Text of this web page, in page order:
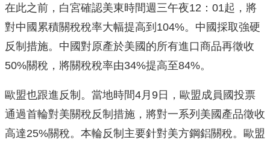
在此之前，白宮確認美東時間週三午夜12：01起，將
對中國累積關稅稅率大幅提高到104%。中國採取強硬
反制措施。中國對原產於美國的所有進口商品再徵收
50%關稅，將關稅稅率由34%提高至84%。
歐盟也跟進反制。當地時間4月9日，歐盟成員國投票
通過首輪對美關稅反制措施，將對一系列美國產品徵收
高達25%關稅。本輪反制主要針對美方鋼鋁關稅。歐盟